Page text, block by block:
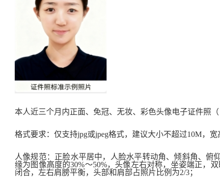
本人近三个月内正面、免冠、无妆、彩色头像电子证件照
格式要求：仅支持jpg或jpeg格式，建议大小不超过10M，宽
人像规范：正脸水平居中，人脸水平转动角、倾斜角、俯
缘为图像高度的30%～50%，头像左右对称，坐姿端正，
闭合，左右肩膀平衡，头部和肩部占照片比例为2/3；